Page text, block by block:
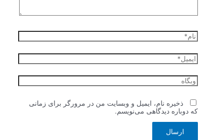
نام*
ایمیل*
وبگاه
ذخیره نام، ایمیل و وبسایت من در مرورگر برای زمانی
که دوباره دیدگاهی می‌نویسم.